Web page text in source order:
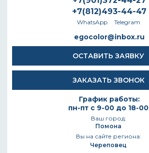
+7(812)493-44-47
WhatsApp Telegram
egocolor@inbox.ru
ОСТАВИТЬ ЗАЯВКУ
ЗАКАЗАТЬ ЗВОНОК
График работы:
пн-пт с 9-00 до 18-00
Ваш город:
Помона
Вы на сайте региона:
Череповец